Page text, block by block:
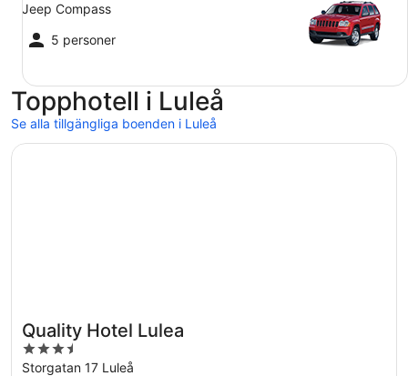
Jeep Compass
5 personer
Topphotell i Luleå
Se alla tillgängliga boenden i Luleå
Quality Hotel Lulea
3.5
out
Storgatan 17 Luleå
Öppnas i ett nytt fönster
Quality Hotel Lulea